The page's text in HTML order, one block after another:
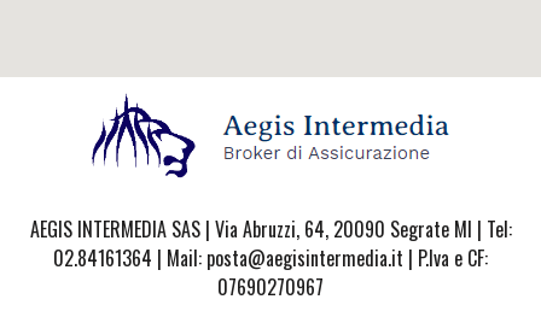
AEGIS INTERMEDIA SAS | Via Abruzzi, 64, 20090 Segrate MI | Tel:
02.84161364 | Mail: posta@aegisintermedia.it | P.Iva e CF:
07690270967